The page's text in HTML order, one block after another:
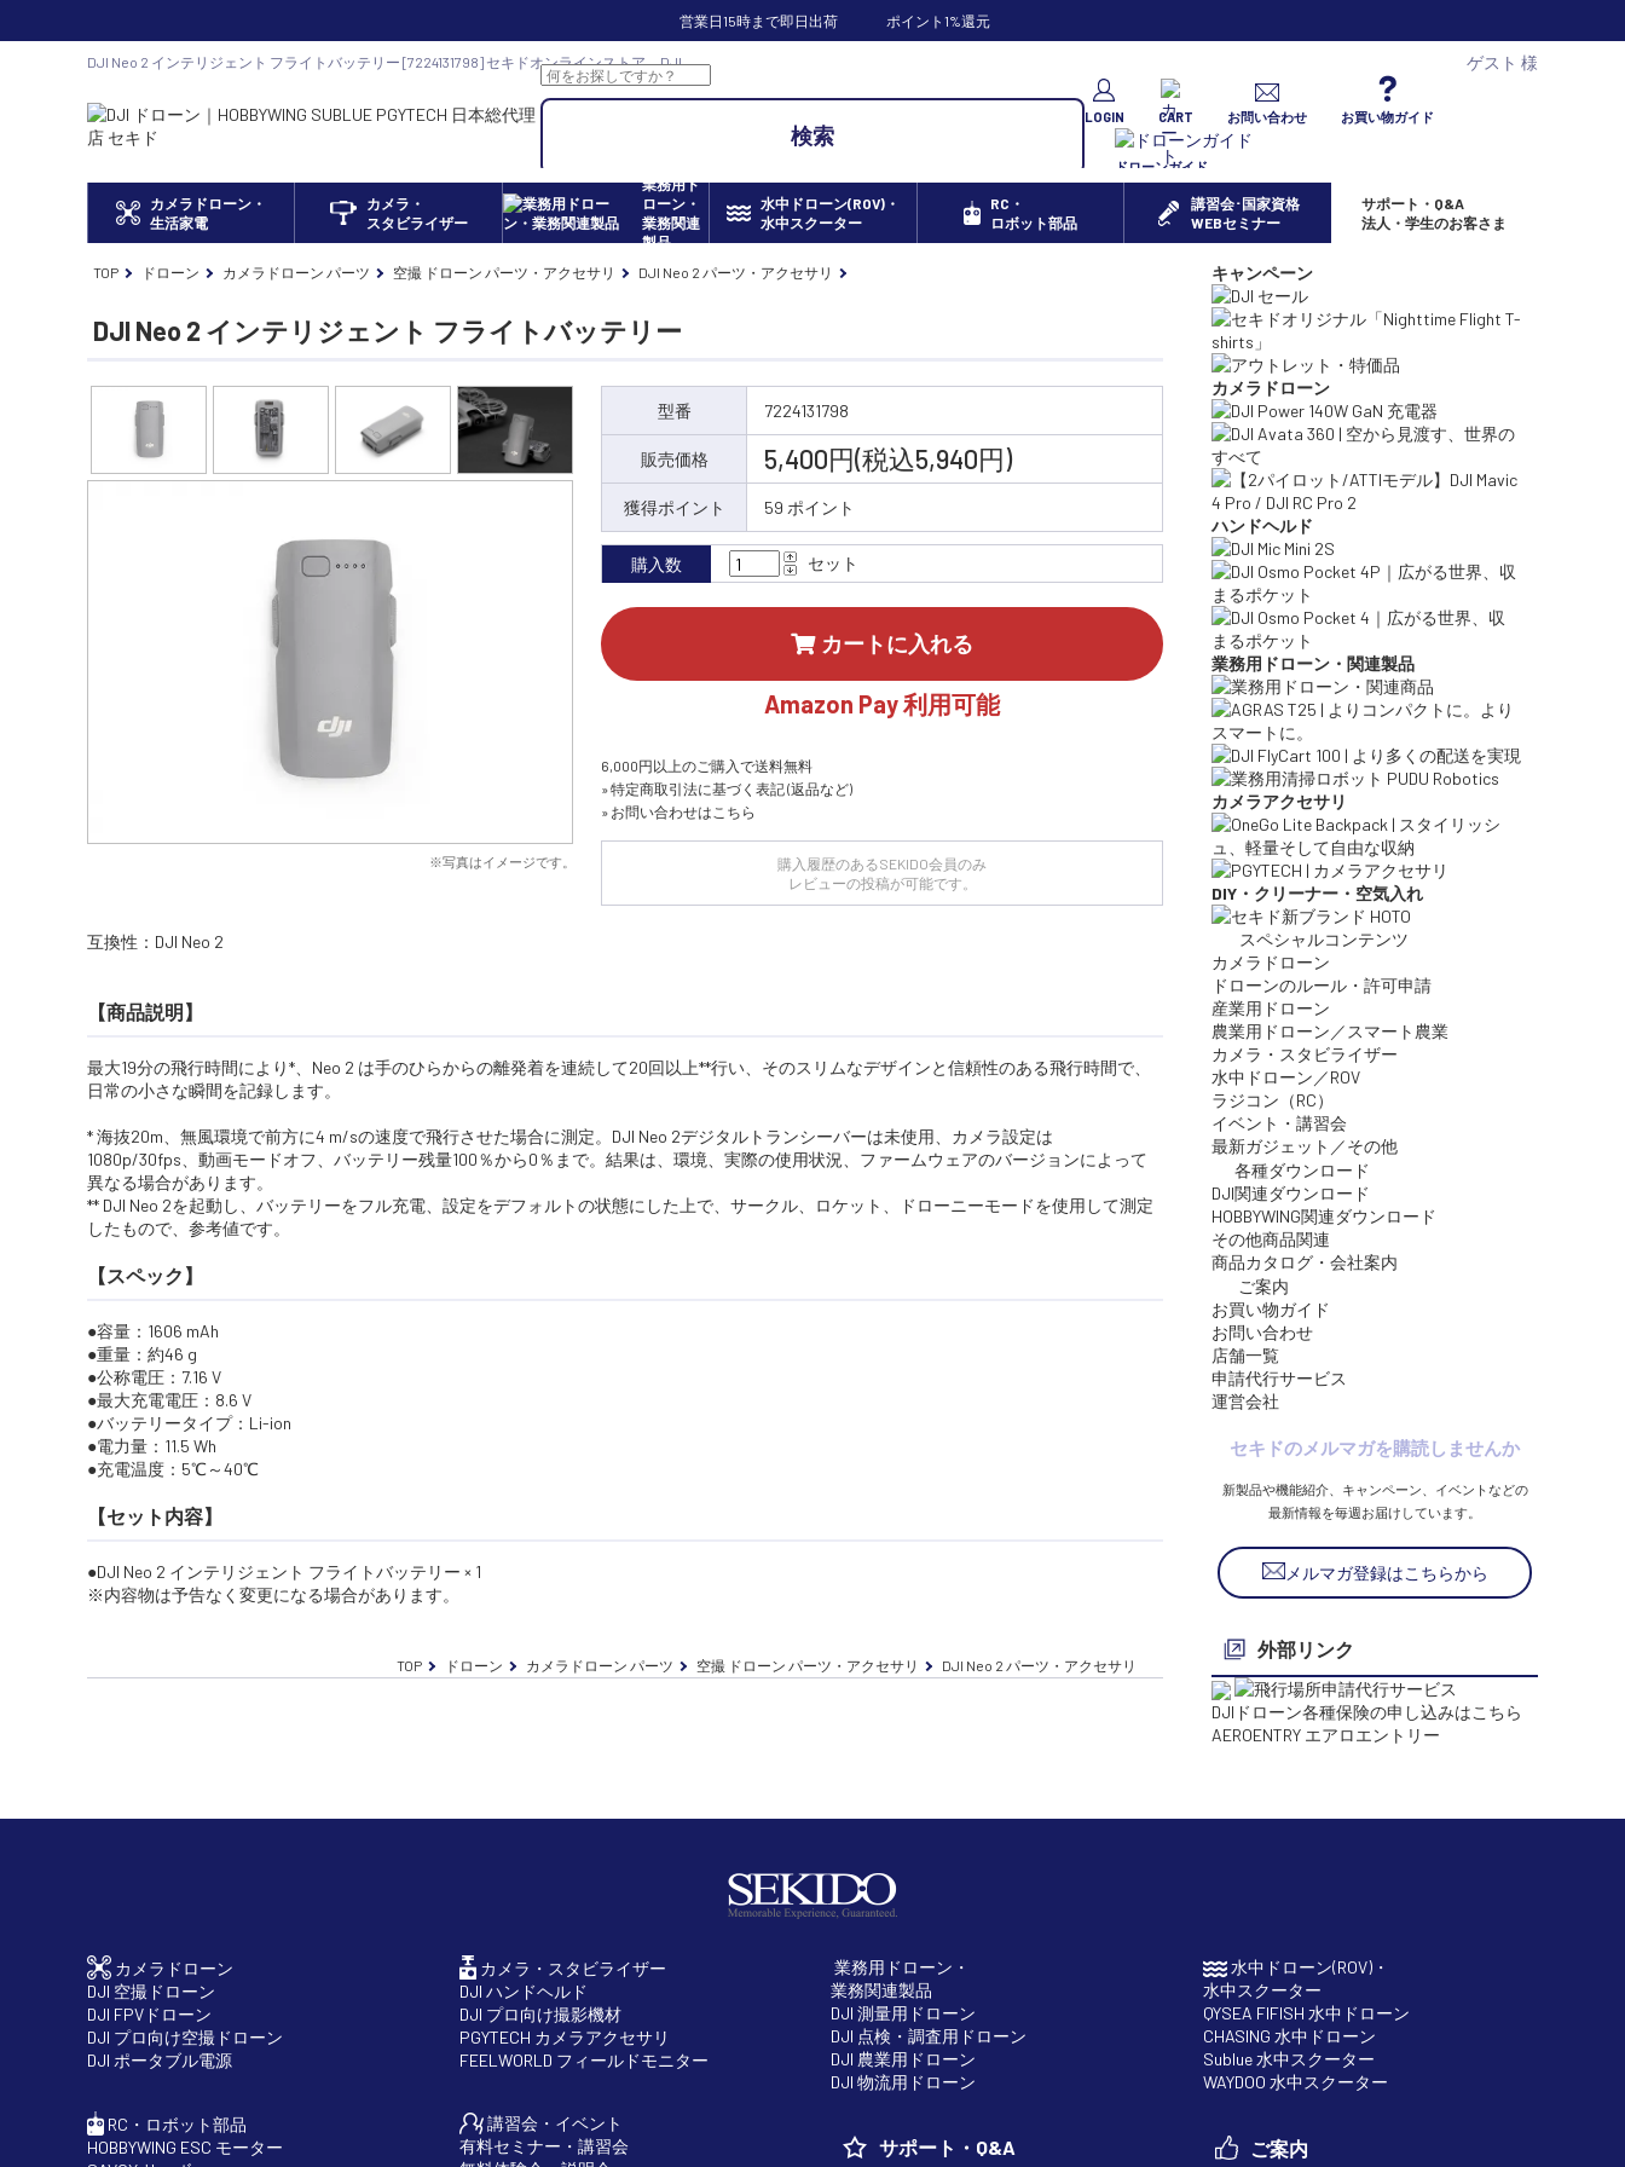
営業日15時まで即日出荷 ポイント1%還元
DJI Neo 2 インテリジェント フライトバッテリー [7224131798] セキドオンラインストア DJI
ドローン正規代理店
ゲスト 様
検索
LOGIN CART お問い合わせ お買い物ガイド
ドローンガイド
カメラドローン・
生活家電
カメラ・
スタビライザー
業務用ド
ローン・
業務関連
製品
水中ドローン(ROV)・
水中スクーター
RC・
ロボット部品
講習会･国家資格
WEBセミナー
サポート・Q&A
法人・学生のお客さま
キャンペーン
カメラドローン
ハンドヘルド
業務用ドローン・関連製品
カメラアクセサリ
DIY・クリーナー・空気入れ
スペシャルコンテンツ
カメラドローン
ドローンのルール・許可申請
産業用ドローン
農業用ドローン／スマート農業
カメラ・スタビライザー
水中ドローン／ROV
ラジコン（RC）
イベント・講習会
最新ガジェット／その他
各種ダウンロード
DJI関連ダウンロード
HOBBYWING関連ダウンロード
その他商品関連
商品カタログ・会社案内
ご案内
お買い物ガイド
お問い合わせ
店舗一覧
申請代行サービス
運営会社
セキドのメルマガを購読しませんか
新製品や機能紹介、キャンペーン、イベントなどの
最新情報を毎週お届けしています。
メルマガ登録はこちらから
外部リンク
DJIドローン各種保険の申し込みはこちら
AEROENTRY エアロエントリー
TOP ドローン カメラドローン パーツ 空撮 ドローン パーツ・アクセサリ DJI Neo 2 パーツ・アクセサリ
DJI Neo 2 インテリジェント フライトバッテリー
※写真はイメージです。
型番 7224131798
販売価格 5,400円(税込5,940円)
獲得ポイント 59 ポイント
購入数 セット
カートに入れる
Amazon Pay 利用可能
6,000円以上のご購入で送料無料
» 特定商取引法に基づく表記 (返品など)
» お問い合わせはこちら
購入履歴のあるSEKIDO会員のみ
レビューの投稿が可能です。
互換性：DJI Neo 2
【商品説明】
最大19分の飛行時間により*、Neo 2 は手のひらからの離発着を連続して20回以上**行い、そのスリムなデザインと信頼性のある飛行時間で、
日常の小さな瞬間を記録します。
* 海抜20m、無風環境で前方に4 m/sの速度で飛行させた場合に測定。DJI Neo 2デジタルトランシーバーは未使用、カメラ設定は
1080p/30fps、動画モードオフ、バッテリー残量100％から0％まで。結果は、環境、実際の使用状況、ファームウェアのバージョンによって
異なる場合があります。
** DJI Neo 2を起動し、バッテリーをフル充電、設定をデフォルトの状態にした上で、サークル、ロケット、ドローニーモードを使用して測定
したもので、参考値です。
【スペック】
容量：1606 mAh
重量：約46 g
公称電圧：7.16 V
最大充電電圧：8.6 V
バッテリータイプ：Li-ion
電力量：11.5 Wh
充電温度：5℃～40℃
【セット内容】
DJI Neo 2 インテリジェント フライトバッテリー × 1
※内容物は予告なく変更になる場合があります。
TOP ドローン カメラドローン パーツ 空撮 ドローン パーツ・アクセサリ DJI Neo 2 パーツ・アクセサリ
カメラドローン
DJI 空撮ドローン
DJI FPVドローン
DJI プロ向け空撮ドローン
DJI ポータブル電源
カメラ・スタビライザー
DJI ハンドヘルド
DJI プロ向け撮影機材
PGYTECH カメラアクセサリ
FEELWORLD フィールドモニター
業務用ドローン・
業務関連製品
DJI 測量用ドローン
DJI 点検・調査用ドローン
DJI 農業用ドローン
DJI 物流用ドローン
水中ドローン(ROV)・
水中スクーター
QYSEA FIFISH 水中ドローン
CHASING 水中ドローン
Sublue 水中スクーター
WAYDOO 水中スクーター
RC・ロボット部品
HOBBYWING ESC モーター
講習会・イベント
有料セミナー・講習会
サポート・Q&A ご案内